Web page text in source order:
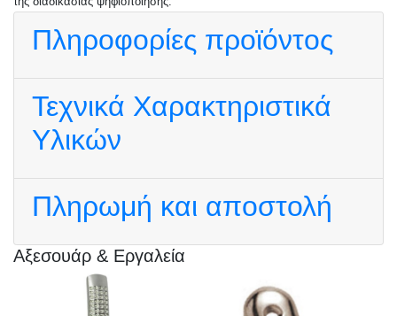
Πληροφορίες προϊόντος
Τεχνικά Χαρακτηριστικά
Υλικών
Πληρωμή και αποστολή
Αξεσουάρ & Εργαλεία